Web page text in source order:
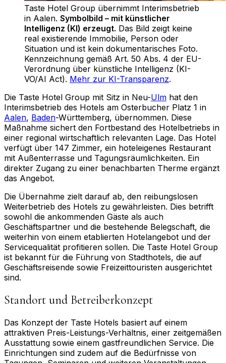
Taste Hotel Group übernimmt Interimsbetrieb
in Aalen. Symbolbild – mit künstlicher
Intelligenz (KI) erzeugt. Das Bild zeigt keine
real existierende Immobilie, Person oder
Situation und ist kein dokumentarisches Foto.
Kennzeichnung gemäß Art. 50 Abs. 4 der EU-
Verordnung über künstliche Intelligenz (KI-
VO/AI Act). Mehr zur KI-Transparenz.
Die Taste Hotel Group mit Sitz in Neu-Ulm hat den
Interimsbetrieb des Hotels am Osterbucher Platz 1 in
Aalen, Baden-Württemberg, übernommen. Diese
Maßnahme sichert den Fortbestand des Hotelbetriebs in
einer regional wirtschaftlich relevanten Lage. Das Hotel
verfügt über 147 Zimmer, ein hoteleigenes Restaurant
mit Außenterrasse und Tagungsräumlichkeiten. Ein
direkter Zugang zu einer benachbarten Therme ergänzt
das Angebot.
Die Übernahme zielt darauf ab, den reibungslosen
Weiterbetrieb des Hotels zu gewährleisten. Dies betrifft
sowohl die ankommenden Gäste als auch
Geschäftspartner und die bestehende Belegschaft, die
weiterhin von einem etablierten Hotelangebot und der
Servicequalität profitieren sollen. Die Taste Hotel Group
ist bekannt für die Führung von Stadthotels, die auf
Geschäftsreisende sowie Freizeittouristen ausgerichtet
sind.
Standort und Betreiberkonzept
Das Konzept der Taste Hotels basiert auf einem
attraktiven Preis-Leistungs-Verhältnis, einer zeitgemäßen
Ausstattung sowie einem gastfreundlichen Service. Die
Einrichtungen sind zudem auf die Bedürfnisse von